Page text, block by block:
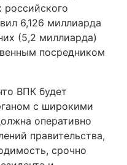
российского
6,126 миллиарда
(5,2 миллиарда)
посредником
ВПК будет
с широкими
оперативно
правительства,
срочно